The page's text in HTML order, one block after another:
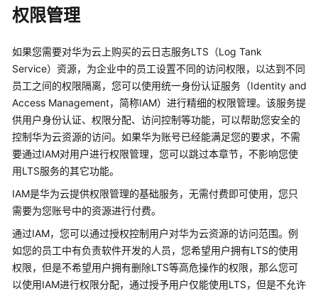
新
动
功
能
总
览
产
品
绍
图
解
云
日
权限管理
如果您需要对华为云上购买的云日志服务LTS（Log Tank
Service）资源，为企业中的员工设置不同的访问权限，以达到不同
员工之间的权限隔离，您可以使用统一身份认证服务（Identity and
Access Management，简称IAM）进行精细的权限管理。该服务提
供用户身份认证、权限分配、访问控制等功能，可以帮助您安全的
控制华为云资源的访问。如果华为账号已经能满足您的要求，不需
要通过IAM对用户进行权限管理，您可以跳过本章节，不影响您使
用LTS服务的其它功能。
IAM是华为云提供权限管理的基础服务，无需付费即可使用，您只
需要为您账号中的资源进行付费。
通过IAM，您可以通过授权控制用户对华为云资源的访问范围。例
如您的员工中有负责软件开发的人员，您希望用户拥有LTS的使用
权限，但是不希望用户拥有删除LTS等高危操作的权限，那么您可
以使用IAM进行权限分配，通过授予用户仅能使用LTS，但是不允许